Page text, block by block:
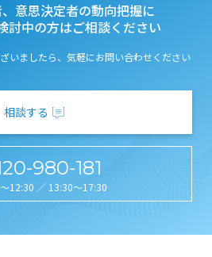
意思決定者の動向把握に
討中の方はご相談ください
いましたら、気軽にお問い合わせください
相談する
980-181
12:30 ／ 13:30～17:30